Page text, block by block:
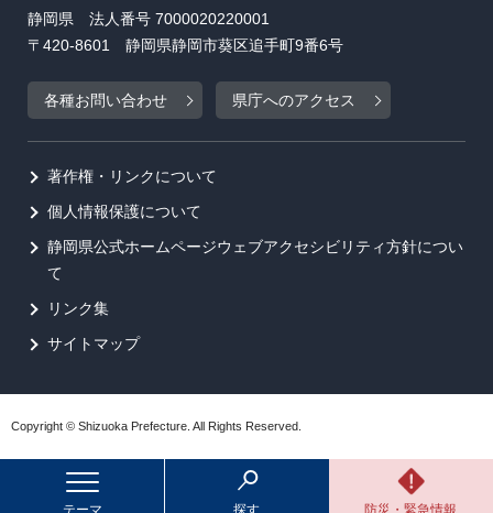
テーマ 探す 防災・緊急情報
静岡県 法人番号 7000020220001
〒420-8601 静岡県静岡市葵区追手町9番6号
各種お問い合わせ 県庁へのアクセス
著作権・リンクについて
個人情報保護について
静岡県公式ホームページウェブアクセシビリティ方針につい
て
リンク集
サイトマップ
Copyright © Shizuoka Prefecture. All Rights Reserved.